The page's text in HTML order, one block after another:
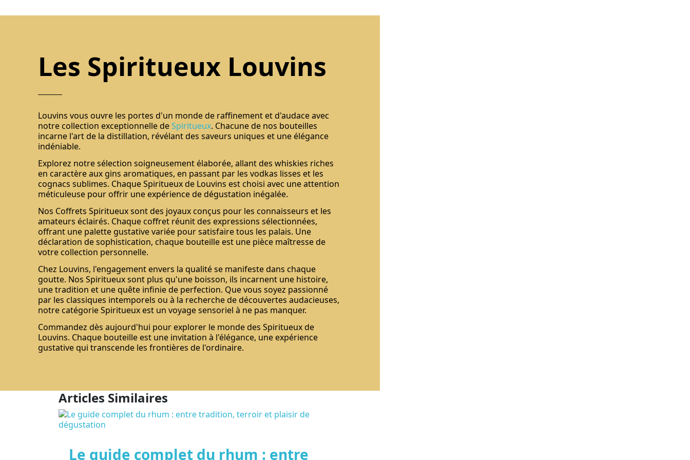
Les Spiritueux Louvins
Louvins vous ouvre les portes d'un monde de raffinement et d'audace avec
notre collection exceptionnelle deSpiritueux. Chacune de nos bouteilles
incarne l'art de la distillation, révélant des saveurs uniques et une élégance
indéniable.
Explorez notre sélection soigneusement élaborée, allant des whiskies riches
en caractère aux gins aromatiques, en passant par les vodkas lisses et les
cognacs sublimes. Chaque Spiritueux de Louvins est choisi avec une attention
méticuleuse pour offrir une expérience de dégustation inégalée.
Nos Coffrets Spiritueux sont des joyaux conçus pour les connaisseurs et les
amateurs éclairés. Chaque coffret réunit des expressions sélectionnées,
offrant une palette gustative variée pour satisfaire tous les palais. Une
déclaration de sophistication, chaque bouteille est une pièce maîtresse de
votre collection personnelle.
Chez Louvins, l'engagement envers la qualité se manifeste dans chaque
goutte. Nos Spiritueux sont plus qu'une boisson, ils incarnent une histoire,
une tradition et une quête infinie de perfection. Que vous soyez passionné
par les classiques intemporels ou à la recherche de découvertes audacieuses,
notre catégorie Spiritueux est un voyage sensoriel à ne pas manquer.
Commandez dès aujourd'hui pour explorer le monde des Spiritueux de
Louvins. Chaque bouteille est une invitation à l'élégance, une expérience
gustative qui transcende les frontières de l'ordinaire.
Articles Similaires
Le guide complet du rhum : entre